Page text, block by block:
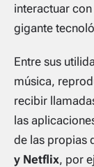
interactuar
gigante
Entre sus
música,
recibir
las
de las propias
y Netflix, por